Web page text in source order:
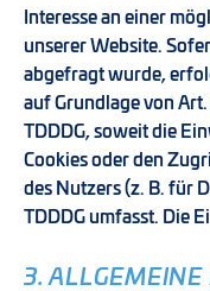
Interesse an einer
unserer Website.
abgefragt wurde,
auf Grundlage von Art.
TDDDG, soweit die
Cookies oder den
des Nutzers (z. B. für
TDDDG umfasst. Die
3.